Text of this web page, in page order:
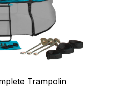
Trampolin